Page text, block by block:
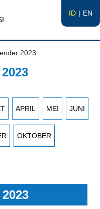
ID EN
2023
APRIL MEI JUNI
OKTOBER